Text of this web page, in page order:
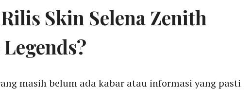
Skin Selena Zenith
masih belum ada kabar atau informasi yang pasti